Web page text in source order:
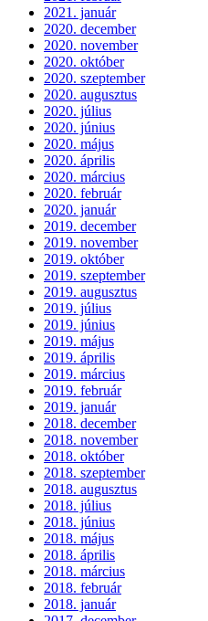
2021. január
2020. december
2020. november
2020. október
2020. szeptember
2020. augusztus
2020. július
2020. június
2020. május
2020. április
2020. március
2020. február
2020. január
2019. december
2019. november
2019. október
2019. szeptember
2019. augusztus
2019. július
2019. június
2019. május
2019. április
2019. március
2019. február
2019. január
2018. december
2018. november
2018. október
2018. szeptember
2018. augusztus
2018. július
2018. június
2018. május
2018. április
2018. március
2018. február
2018. január